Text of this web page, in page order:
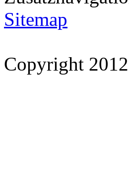
Sitemap
Copyright